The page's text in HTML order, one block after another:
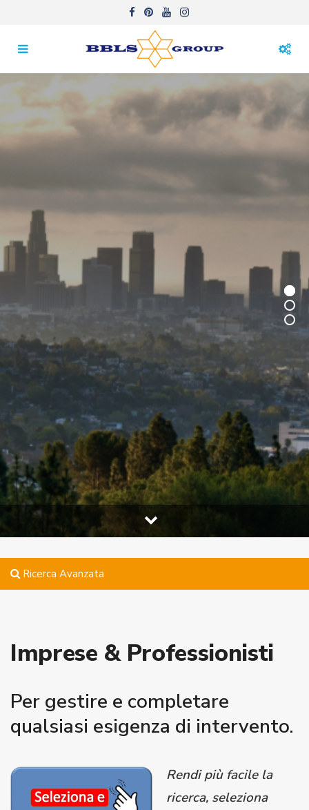
Ricerca Avanzata
Imprese & Professionisti
Per gestire e completare
qualsiasi esigenza di intervento.
Rendi più facile la
ricerca, seleziona